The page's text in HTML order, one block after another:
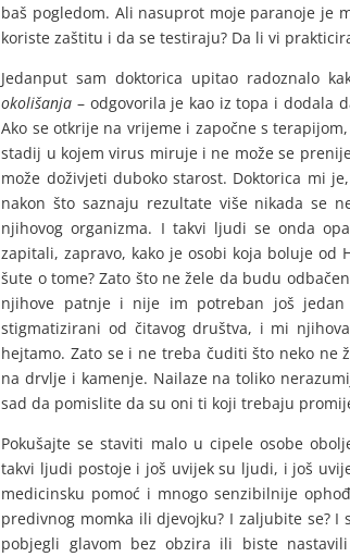
baš pogledom. Ali nasuprot moje paranoje je
koriste zaštitu i da se testiraju? Da li vi
Jedanput sam doktorica upitao radoznalo
okolišanja – odgovorila je kao iz topa i dodala
Ako se otkrije na vrijeme i započne s
stadij u kojem virus miruje i ne može se
može doživjeti duboko starost. Doktorica mi
nakon što saznaju rezultate više nikada se
njihovog organizma. I takvi ljudi se onda
zapitali, zapravo, kako je osobi koja boluje od
šute o tome? Zato što ne žele da budu
njihove patnje i nije im potreban još
stigmatizirani od čitavog društva, i mi
hejtamo. Zato se i ne treba čuditi što neko
na drvlje i kamenje. Nailaze na toliko
sad da pomislite da su oni ti koji trebaju
Pokušajte se staviti malo u cipele osobe
takvi ljudi postoje i još uvijek su ljudi, i još
medicinsku pomoć i mnogo senzibilnije
predivnog momka ili djevojku? I zaljubite se?
pobjegli glavom bez obzira ili biste